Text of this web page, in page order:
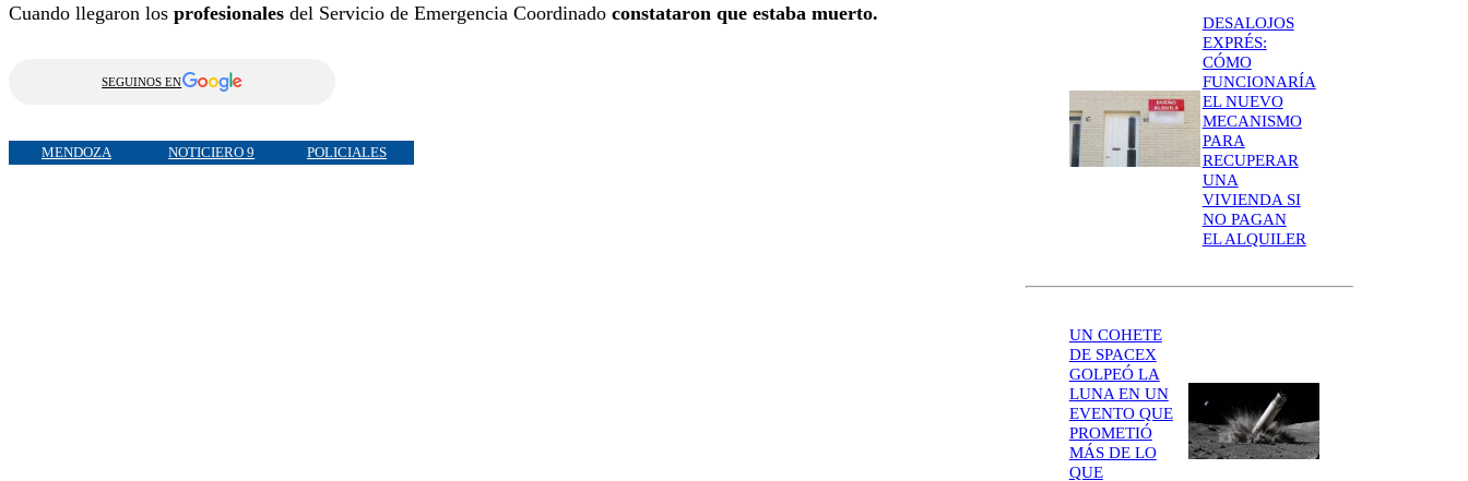
Cuando llegaron los profesionales del Servicio de Emergencia Coordinado constataron que estaba muerto.
SEGUINOS EN
MENDOZA NOTICIERO 9 POLICIALES
DESALOJOS
EXPRÉS:
CÓMO
FUNCIONARÍA
EL NUEVO
MECANISMO
PARA
RECUPERAR
UNA
VIVIENDA SI
NO PAGAN
EL ALQUILER
UN COHETE
DE SPACEX
GOLPEÓ LA
LUNA EN UN
EVENTO QUE
PROMETIÓ
MÁS DE LO
QUE